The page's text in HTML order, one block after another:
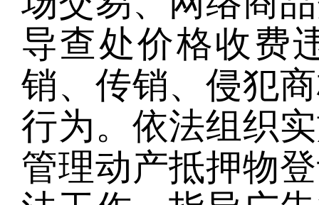
导查处价格收费
销、传销、侵犯
行为。依法组织
管理动产抵押物